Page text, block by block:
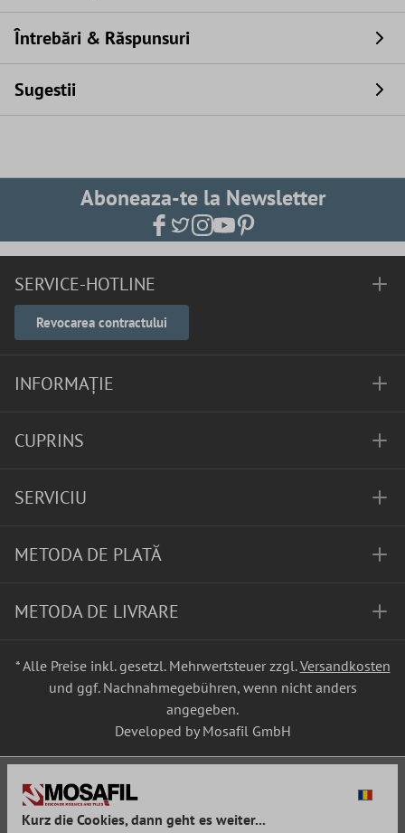
Întrebări & Răspunsuri
Sugestii
Aboneaza-te la Newsletter
SERVICE-HOTLINE
Revocarea contractului
INFORMAȚIE
CUPRINS
SERVICIU
METODA DE PLATĂ
METODA DE LIVRARE
* Alle Preise inkl. gesetzl. Mehrwertsteuer zzgl.Versandkosten
und ggf. Nachnahmegebühren, wenn nicht anders
angegeben.
Developed by Mosafil GmbH
Kurz die Cookies, dann geht es weiter...